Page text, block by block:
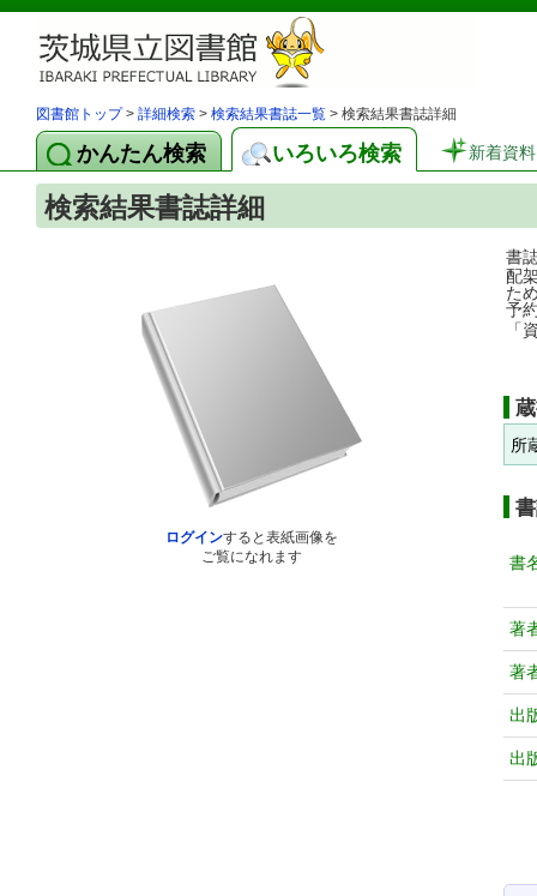
図書館トップ> 詳細検索 > 検索結果書誌一覧 > 検索結果書誌詳細
かんたん検索 いろいろ検索 新着資料
検索結果書誌詳細
ログインすると表紙画像を
ご覧になれます
書
配
た
予
「
所
書
著
著
出
出